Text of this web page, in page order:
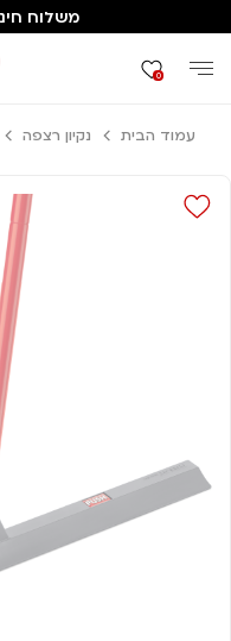
משלוח חינם
0
עמוד הבית נקיון רצפה